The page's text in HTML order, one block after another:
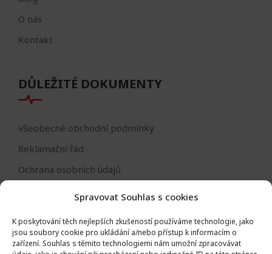
Spravovat Souhlas s cookies
K poskytování těch nejlepších zkušeností používáme technologie, jako
jsou soubory cookie pro ukládání a/nebo přístup k informacím o
zařízení. Souhlas s těmito technologiemi nám umožní zpracovávat
O nás
Kontakt
DŮLEŽITÉ DOKUMENTY
Všeobecné obchodní podmínky
Reklamační řád
Ochrana osobních údajů
Formulář - odstoupení od smlouvy